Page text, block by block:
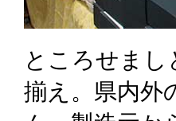
ところせま
揃え。県内外